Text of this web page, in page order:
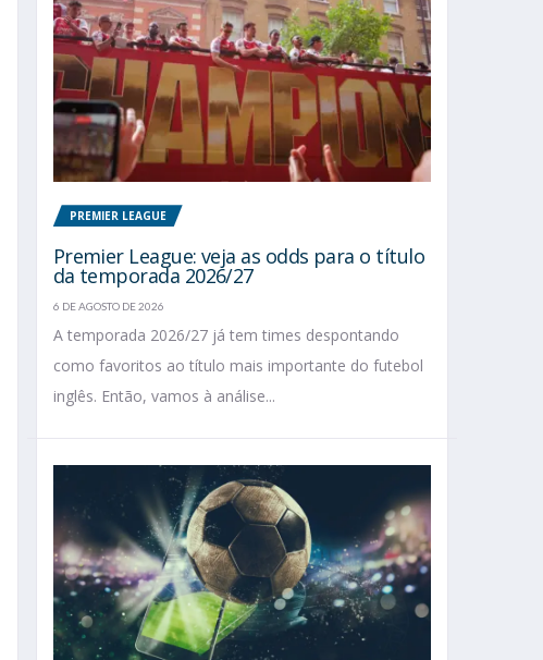
PREMIER LEAGUE
Premier League: veja as odds para o título
da temporada 2026/27
6 DE AGOSTO DE 2026
A temporada 2026/27 já tem times despontando
como favoritos ao título mais importante do futebol
inglês. Então, vamos à análise...